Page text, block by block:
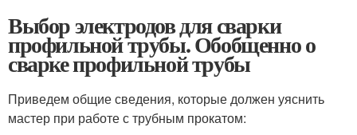
Выбор электродов для сварки
профильной трубы. Обобщенно о
сварке профильной трубы
Приведем общие сведения, которые должен уяснить
мастер при работе с трубным прокатом: